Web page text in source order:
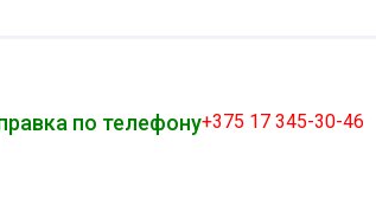
по телефону+375 17 345-30-46